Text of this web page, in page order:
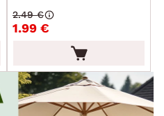
1.99 €
2.49 €